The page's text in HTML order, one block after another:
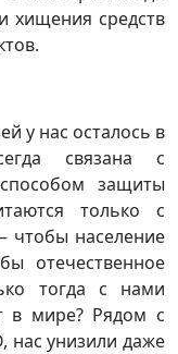
хищения средств
у нас осталось в
связана с
защиты
только с
чтобы население
отечественное
тогда с нами
в мире? Рядом с
нас унизили даже